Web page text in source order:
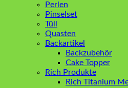
Perlen
Pinselset
Tüll
Quasten
Backartikel
Backzubehör
Cake Topper
Rich Produkte
Rich Titanium